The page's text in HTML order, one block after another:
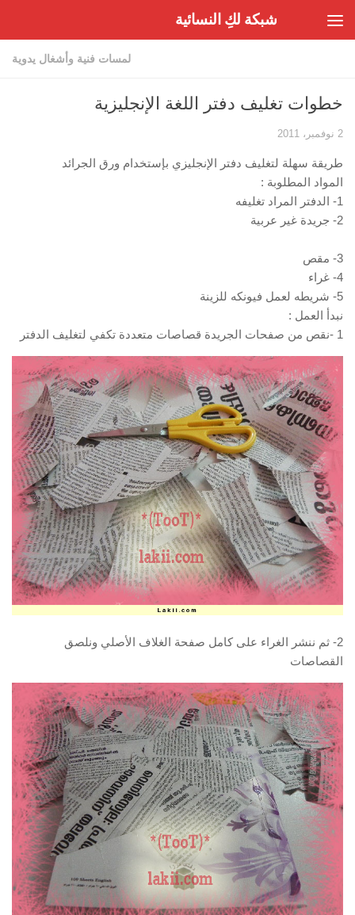
شبكة لكِ النسائية
لمسات فنية وأشغال يدوية
خطوات تغليف دفتر اللغة الإنجليزية
2 نوفمبر، 2011
طريقة سهلة لتغليف دفتر الإنجليزي بإستخدام ورق الجرائد
المواد المطلوبة :
1- الدفتر المراد تغليفه
2- جريدة غير عربية
3- مقص
4- غراء
5- شريطه لعمل فيونكه للزينة
نبدأ العمل :
1 -نقص من صفحات الجريدة قصاصات متعددة تكفي لتغليف الدفتر
2- ثم ننشر الغراء على كامل صفحة الغلاف الأصلي ونلصق
القصاصات